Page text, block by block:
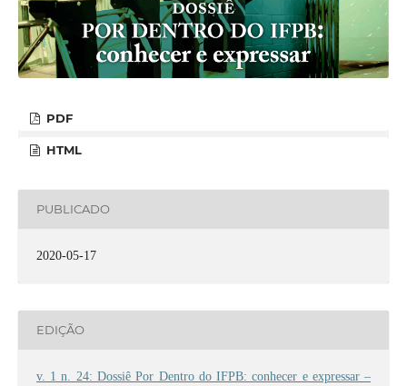
PDF
HTML
PUBLICADO
2020-05-17
EDIÇÃO
v. 1 n. 24: Dossiê Por Dentro do IFPB: conhecer e expressar –